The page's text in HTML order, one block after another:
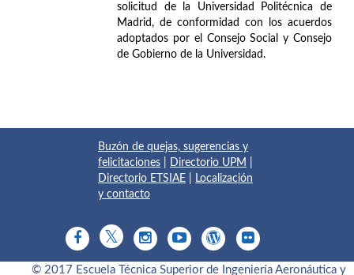
solicitud de la Universidad Politécnica de
Madrid, de conformidad con los acuerdos
adoptados por el Consejo Social y Consejo
de Gobierno de la Universidad.
Buzón de quejas, sugerencias y
felicitaciones
Directorio UPM
Directorio ETSIAE
Localización
y contacto
© 2017 Escuela Técnica Superior de Ingeniería Aeronáutica y